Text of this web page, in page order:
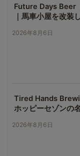
Future Days Beer
｜馬車小屋を改装
2026年8月6日
Tired Hands
ホッピーセゾンの
2026年8月6日